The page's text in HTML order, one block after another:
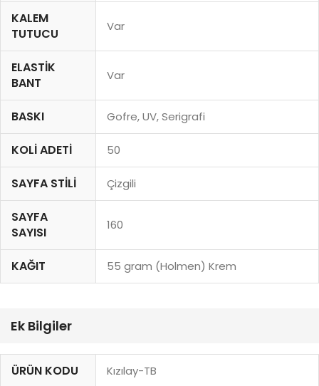
KALEM
TUTUCU
Var
ELASTIK
BANT
Var
BASKI Gofre, UV, Serigrafi
KOLI ADETI 50
SAYFA STILI Çizgili
SAYFA
SAYISI
160
KAĞIT 55 gram (Holmen) Krem
Ek Bilgiler
ÜRÜN KODU Kızılay-TB